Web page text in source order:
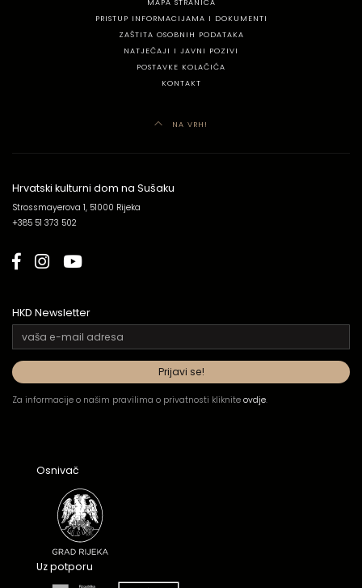
PRISTUP INFORMACIJAMA I DOKUMENTI
ZAŠTITA OSOBNIH PODATAKA
NATJEČAJI I JAVNI POZIVI
POSTAVKE KOLAČIĆA
KONTAKT
NA VRH!
Hrvatski kulturni dom na Sušaku
Strossmayerova 1, 51000 Rijeka
+385 51 373 502
HKD Newsletter
Za informacije o našim pravilima o privatnosti kliknite ovdje.
Osnivač
Uz potporu